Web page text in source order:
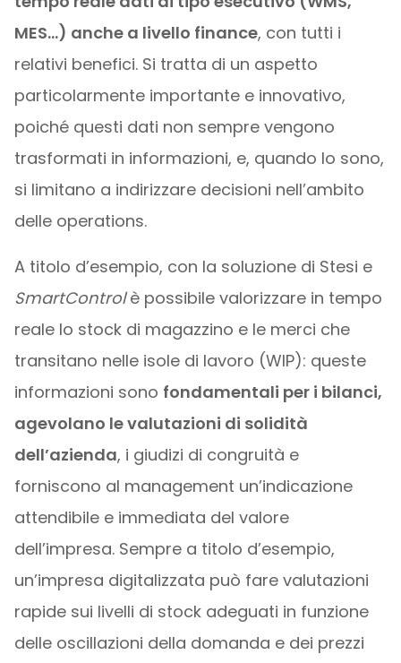
MES…) anche a livello finance, con tutti i
relativi benefici. Si tratta di un aspetto
particolarmente importante e innovativo,
poiché questi dati non sempre vengono
trasformati in informazioni, e, quando lo sono,
si limitano a indirizzare decisioni nell’ambito
delle operations.
A titolo d’esempio, con la soluzione di Stesi e
SmartControlè possibile valorizzare in tempo
reale lo stock di magazzino e le merci che
transitano nelle isole di lavoro (WIP): queste
informazioni sono fondamentali per i bilanci,
agevolano le valutazioni di solidità
dell’azienda, i giudizi di congruità e
forniscono al management un’indicazione
attendibile e immediata del valore
dell’impresa. Sempre a titolo d’esempio,
un’impresa digitalizzata può fare valutazioni
rapide sui livelli di stock adeguati in funzione
delle oscillazioni della domanda e dei prezzi